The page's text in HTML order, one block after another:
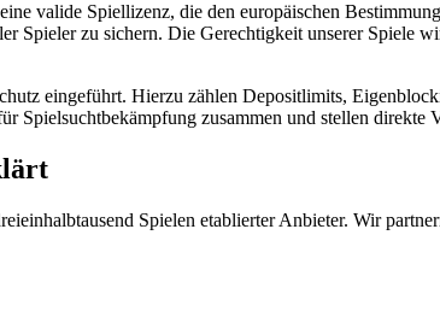
valide Spiellizenz, die den europäischen
Spieler zu sichern. Die Gerechtigkeit unserer Spiele
eingeführt. Hierzu zählen Depositlimits,
Spielsuchtbekämpfung zusammen und stellen direkte
Spielen etablierter Anbieter. Wir